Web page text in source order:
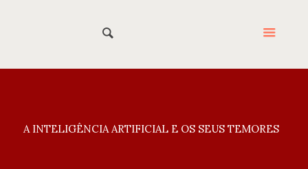
A INTELIGÊNCIA ARTIFICIAL E OS SEUS TEMORES